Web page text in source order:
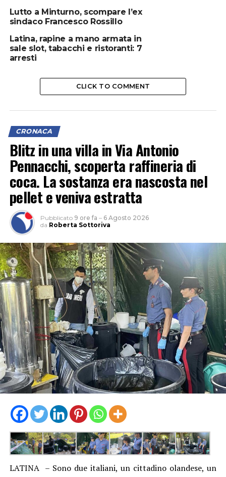
Lutto a Minturno, scompare l’ex
sindaco Francesco Rossillo
Latina, rapine a mano armata in
sale slot, tabacchi e ristoranti: 7
arresti
CLICK TO COMMENT
CRONACA
Blitz in una villa in Via Antonio
Pennacchi, scoperta raffineria di
coca. La sostanza era nascosta nel
pellet e veniva estratta
Pubblicato 9 ore fa – 6 Agosto 2026
da Roberta Sottoriva
LATINA – Sono due italiani, un cittadino olandese, un